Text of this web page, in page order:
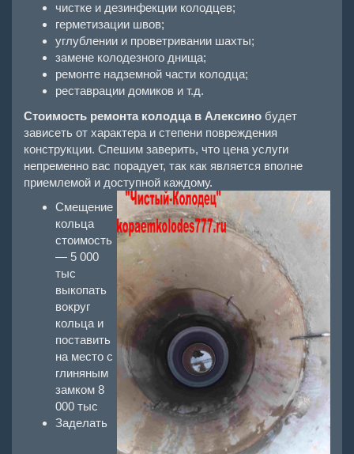
чистке и дезинфекции колодцев;
герметизации швов;
углублении и проветривании шахты;
замене колодезного днища;
ремонте надземной части колодца;
реставрации домиков и т.д.
Стоимость ремонта колодца в Алексино будет
зависеть от характера и степени повреждения
конструкции. Спешим заверить, что цена услуги
непременно вас порадует, так как является вполне
приемлемой и доступной каждому.
Смещение
кольца
стоимость
— 5 000
тыс
выкопать
вокруг
кольца и
поставить
на место с
глиняным
замком 8
000 тыс
Заделать